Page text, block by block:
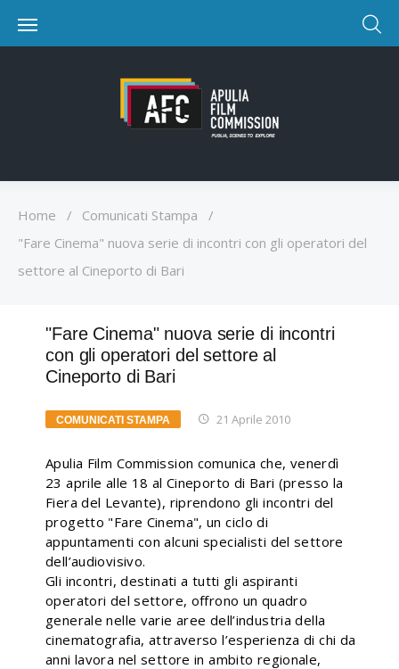
Home / Comunicati Stampa
/
"Fare Cinema" nuova serie di incontri con gli operatori del
settore al Cineporto di Bari
"Fare Cinema" nuova serie di incontri
con gli operatori del settore al
Cineporto di Bari
COMUNICATI STAMPA 21 Aprile 2010
Apulia Film Commission comunica che, venerdì
23 aprile alle 18 al Cineporto di Bari (presso la
Fiera del Levante), riprendono gli incontri del
progetto "Fare Cinema", un ciclo di
appuntamenti con alcuni specialisti del settore
dell’audiovisivo.
Gli incontri, destinati a tutti gli aspiranti
operatori del settore, offrono un quadro
generale nelle varie aree dell’industria della
cinematografia, attraverso l’esperienza di chi da
anni lavora nel settore in ambito regionale,